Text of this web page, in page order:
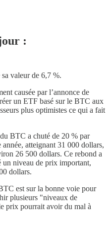
:
valeur de 6,7 %.
causée par l’annonce de
un ETF basé sur le BTC aux
plus optimistes ce qui a fait
BTC a chuté de 20 % par
atteignant 31 000 dollars,
26 500 dollars. Ce rebond a
un niveau de prix important,
dollars.
est sur la bonne voie pour
plusieurs "niveaux de
prix pourrait avoir du mal à